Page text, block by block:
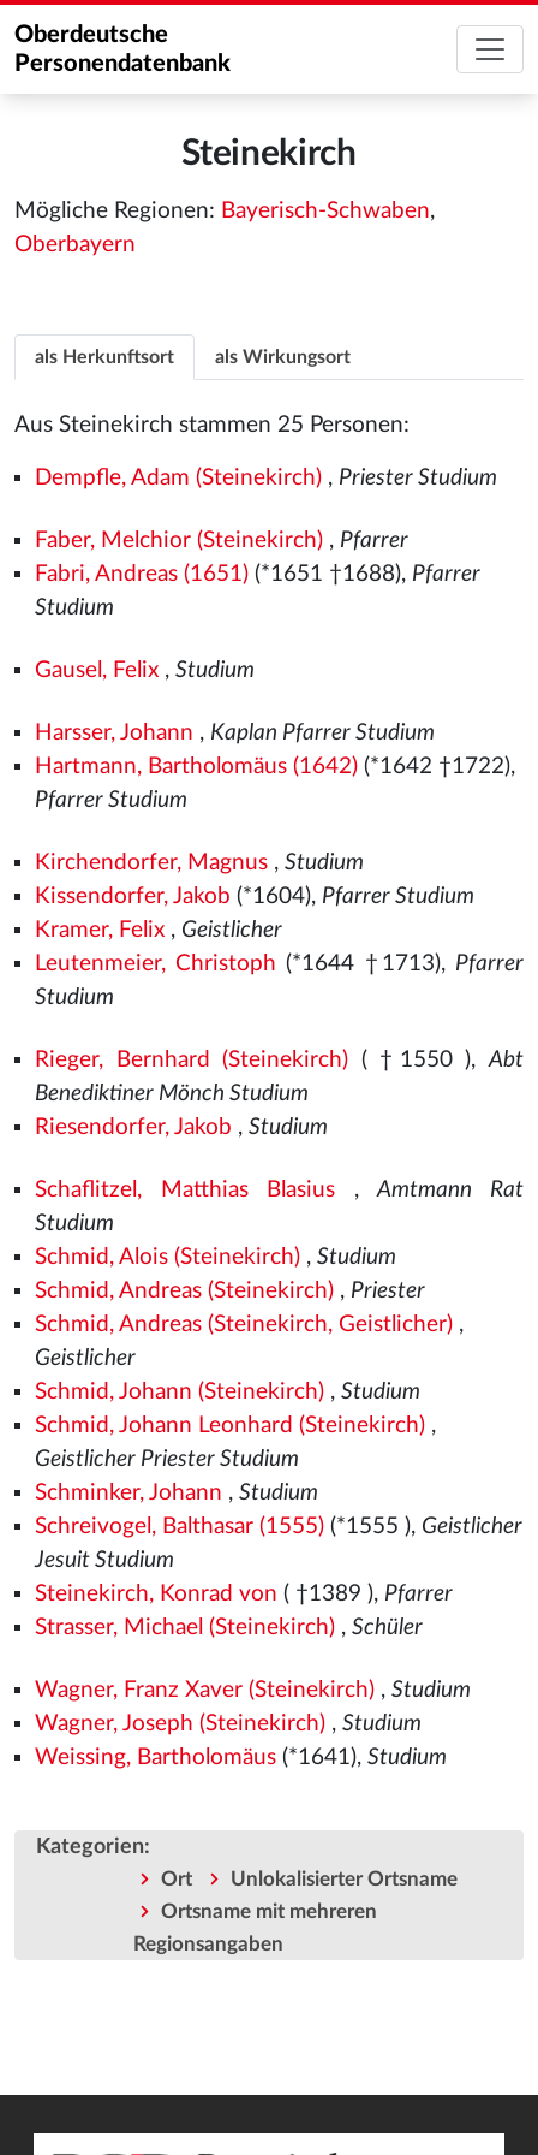
Oberdeutsche
Personendatenbank
Steinekirch
Mögliche Regionen: Bayerisch-Schwaben,
Oberbayern
als Herkunftsort als Wirkungsort
Aus Steinekirch stammen 25 Personen:
Dempfle, Adam (Steinekirch), Priester Studium
Faber, Melchior (Steinekirch), Pfarrer
Fabri, Andreas (1651)(*1651 †1688), Pfarrer
Studium
Gausel, Felix, Studium
Harsser, Johann , Kaplan Pfarrer Studium
Hartmann, Bartholomäus (1642)(*1642 †1722),
Pfarrer Studium
Kirchendorfer, Magnus, Studium
Kissendorfer, Jakob (*1604), Pfarrer Studium
Kramer, Felix, Geistlicher
Leutenmeier, Christoph (*1644 †1713), Pfarrer
Studium
Rieger, Bernhard (Steinekirch) ( †1550 ),Abt
Benediktiner Mönch Studium
Riesendorfer, Jakob , Studium
Schaflitzel, Matthias Blasius ,Amtmann Rat
Studium
Schmid, Alois (Steinekirch), Studium
Schmid, Andreas (Steinekirch), Priester
Schmid, Andreas (Steinekirch, Geistlicher),
Geistlicher
Schmid, Johann (Steinekirch), Studium
Schmid, Johann Leonhard (Steinekirch),
Geistlicher Priester Studium
Schminker, Johann , Studium
Schreivogel, Balthasar (1555)(*1555 ), Geistlicher
Jesuit Studium
Steinekirch, Konrad von ( †1389 ), Pfarrer
Strasser, Michael (Steinekirch), Schüler
Wagner, Franz Xaver (Steinekirch), Studium
Wagner, Joseph (Steinekirch), Studium
Weissing, Bartholomäus(*1641), Studium
Kategorien:
Ort
Unlokalisierter Ortsname
Ortsname mit mehreren
Regionsangaben